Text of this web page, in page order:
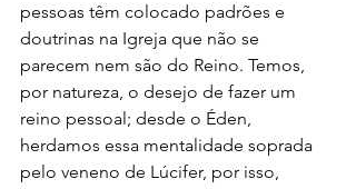
pessoas têm colocado padrões e
doutrinas na Igreja que não se
parecem nem são do Reino. Temos,
por natureza, o desejo de fazer um
reino pessoal; desde o Éden,
herdamos essa mentalidade soprada
pelo veneno de Lúcifer, por isso,